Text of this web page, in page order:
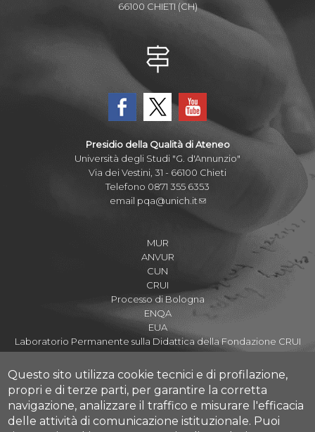
66100 CHIETI (CH)
Presidio della Qualità di Ateneo
Università degli Studi "G. d'Annunzio"
Via dei Vestini, 31 - 66100 Chieti
Telefono 0871 355 6353
email pqa@unich.it
MUR
ANVUR
CUN
CRUI
Processo di Bologna
ENQA
EUA
Laboratorio Permanente sulla Didattica della Fondazione CRUI
Assicurazione della Qualità di Ateneo
Nucleo di Valutazione
Questo sito utilizza cookie tecnici e di profilazione,
propri e di terze parti, per garantire la corretta
navigazione, analizzare il traffico e misurare l'efficacia
delle attività di comunicazione istituzionale. Puoi